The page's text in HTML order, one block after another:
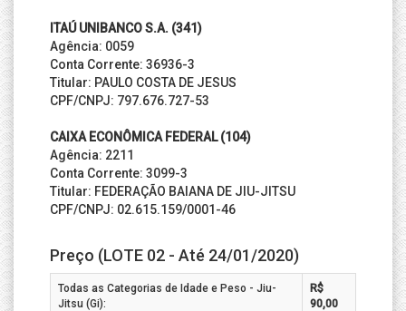
ITAÚ UNIBANCO S.A. (341)
Agência: 0059
Conta Corrente: 36936-3
Titular: PAULO COSTA DE JESUS
CPF/CNPJ: 797.676.727-53
CAIXA ECONÔMICA FEDERAL (104)
Agência: 2211
Conta Corrente: 3099-3
Titular: FEDERAÇÃO BAIANA DE JIU-JITSU
CPF/CNPJ: 02.615.159/0001-46
Preço (LOTE 02 - Até 24/01/2020)
Todas as Categorias de Idade e Peso - Jiu-
Jitsu (Gi):
R$
90,00